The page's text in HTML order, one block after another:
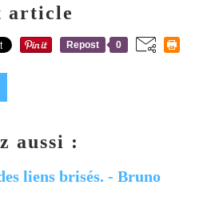
article
Repost 0
aussi :